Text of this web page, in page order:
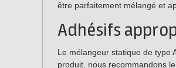
être parfaitement mélangé et
Adhésifs
Le mélangeur statique de type
produit, nous recommandons